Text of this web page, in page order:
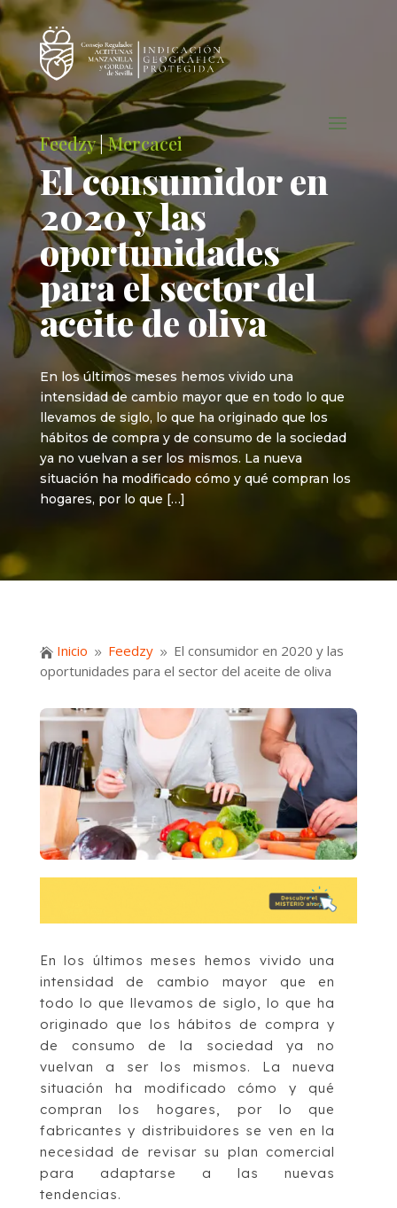
Feedzy|Mercacei
El consumidor en
2020 y las
oportunidades
para el sector del
aceite de oliva
En los últimos meses hemos vivido una
intensidad de cambio mayor que en todo lo que
llevamos de siglo, lo que ha originado que los
hábitos de compra y de consumo de la sociedad
ya no vuelvan a ser los mismos. La nueva
situación ha modificado cómo y qué compran los
hogares, por lo que […]
 Inicio 9 Feedzy 9 El consumidor en 2020 y las
oportunidades para el sector del aceite de oliva
En los últimos meses hemos vivido una
intensidad de cambio mayor que en
todo lo que llevamos de siglo, lo que ha
originado que los hábitos de compra y
de consumo de la sociedad ya no
vuelvan a ser los mismos. La nueva
situación ha modificado cómo y qué
compran los hogares, por lo que
fabricantes y distribuidores se ven en la
necesidad de revisar su plan comercial
para adaptarse a las nuevas
tendencias.